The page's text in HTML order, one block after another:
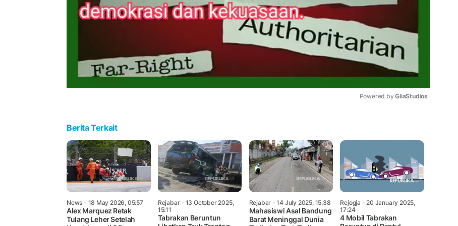
Powered by GliaStudios
Berita Terkait
News - 18 May 2026, 05:57
Alex Marquez Retak
Tulang Leher Setelah
Rejabar- 13 October 2025,
15:11
Tabrakan Beruntun
Rejabar - 14 July 2025, 15:38
Mahasiswi Asal Bandung
Barat Meninggal Dunia
Rejogja - 20 January 2025,
17:24
4 Mobil Tabrakan